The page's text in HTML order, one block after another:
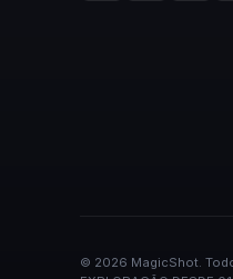
© 2026 MagicShot.